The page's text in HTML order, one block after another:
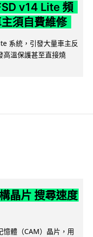
v14 Lite 頻
須自費維修
系統，引發大量車主反
高溫保護甚至直接燒
晶片 搜尋速度
體（CAM）晶片，用